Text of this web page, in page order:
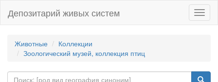
Депозитарий живых систем
Животные
Коллекции
Зоологический музей, коллекция птиц